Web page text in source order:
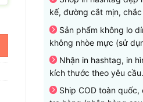
kế, đường cắt mịn,
Sản phẩm không lo
không nhòe mực (sử
Nhận in hashtag, in
kích thước theo yêu cầu.
Ship COD toàn quốc,